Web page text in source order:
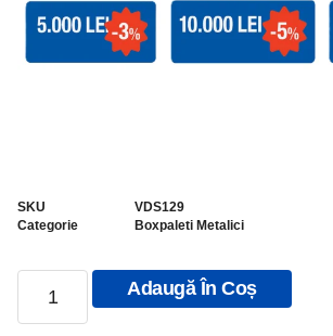
SKU
VDS129
Categorie
Boxpaleti Metalici
Adaugă În Coș